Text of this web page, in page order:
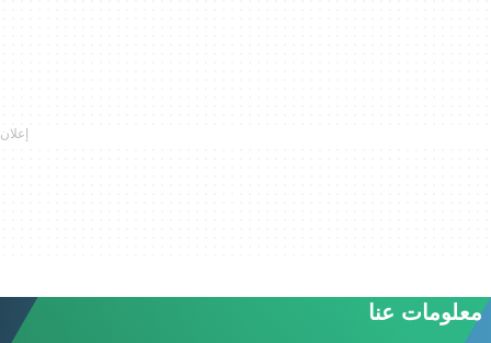
معلومات عنا